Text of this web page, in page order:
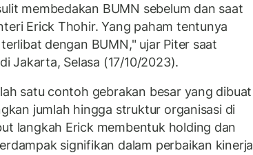
membedakan BUMN sebelum dan saat
Erick Thohir. Yang paham tentunya
dengan BUMN," ujar Piter saat
Jakarta, Selasa (17/10/2023).
satu contoh gebrakan besar yang dibuat
jumlah hingga struktur organisasi di
langkah Erick membentuk holding dan
signifikan dalam perbaikan kinerja